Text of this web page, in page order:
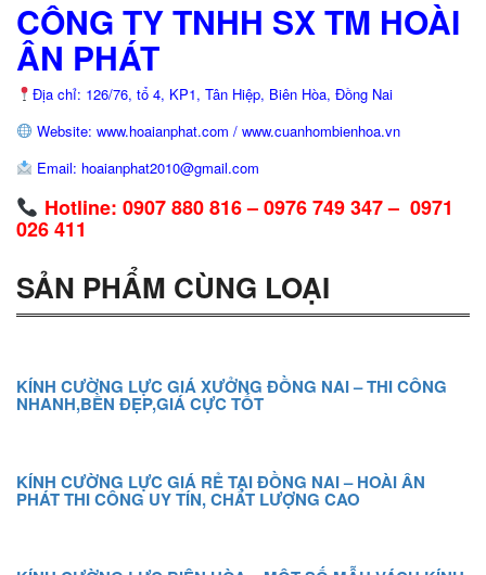
CÔNG TY TNHH SX TM HOÀI
ÂN PHÁT
Địa chỉ: 126/76, tổ 4, KP1, Tân Hiệp, Biên Hòa, Đồng Nai
Website: www.hoaianphat.com / www.cuanhombienhoa.vn
Email: hoaianphat2010@gmail.com
Hotline: 0907 880 816 – 0976 749 347 – 0971
026 411
SẢN PHẨM CÙNG LOẠI
KÍNH CƯỜNG LỰC GIÁ XƯỞNG ĐỒNG NAI – THI CÔNG
NHANH,BỀN ĐẸP,GIÁ CỰC TỐT
KÍNH CƯỜNG LỰC GIÁ RẺ TẠI ĐỒNG NAI – HOÀI ÂN
PHÁT THI CÔNG UY TÍN, CHẤT LƯỢNG CAO